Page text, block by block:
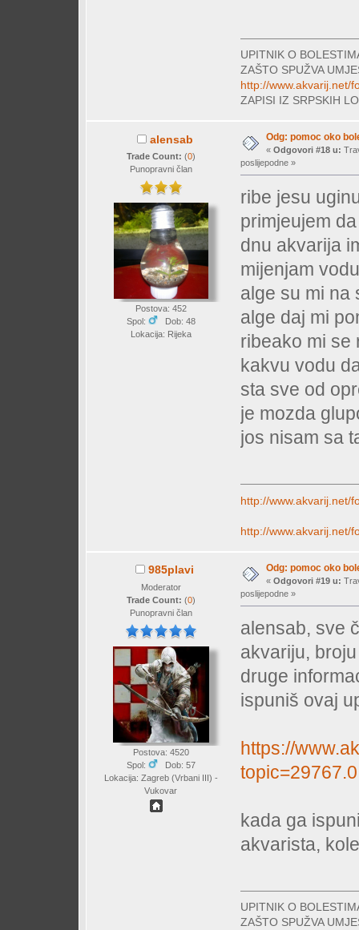
UPITNIK O
ZAŠTO SPUŽVA
http://www.akvarij.net/
ZAPISI IZ SRPSKIH
alensab
Trade Count: (0)
Punopravni član
Postova: 452
Spol:
Dob: 48
Lokacija: Rijeka
Odg: pomoc oko
« Odgovori #18 u:
poslijepodne »
ribe jesu
primjeujem
dnu akvarija
mijenjam
alge su mi na
alge daj mi
ribeako mi se
kakvu vodu
sta sve od
je mozda
jos nisam sa
http://www.akvarij.net/
http://www.akvarij.net/
985plavi
Moderator
Trade Count: (0)
Punopravni član
Postova: 4520
Spol:
Dob: 57
Lokacija: Zagreb (Vrbani III) -
Vukovar
Odg: pomoc oko
« Odgovori #19 u:
poslijepodne »
alensab, sve
akvariju,
druge
ispuniš ovaj
https://
topic=29767.0
kada ga
akvarista,
UPITNIK O
ZAŠTO SPUŽVA